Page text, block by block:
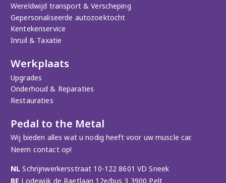
Wereldwijd transport & Verscheping
Gepersonaliseerde autozoektocht
Kentekenservice
Inruil & Taxatie
Werkplaats
Upgrades
Onderhoud & Reparaties
Restauraties
Pedal to the Metal
Wij bieden alles wat u nodig heeft voor uw muscle car.
Neem contact op!
NL Schrijnwerkersstraat 10-122 8601 VD Sneek
BE Lodewijk de Raetlaan 12e/bus 3 3900 Pelt